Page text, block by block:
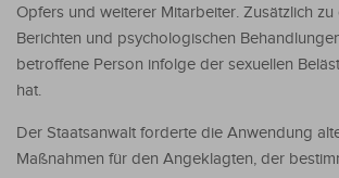
Opfers und weiterer Mitarbeiter. Zusätzlich
Berichten und psychologischen
betroffene Person infolge der sexuellen
hat.
Der Staatsanwalt forderte die Anwendung
Maßnahmen für den Angeklagten, der